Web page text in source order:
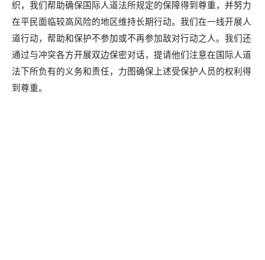
织，我们帮助确保国际人道法所规定的保障得到尊重，并努力
在平民面临较高风险的地区维持长期行动。我们在一线开展人
道行动，帮助和保护不参加或不再参加敌对行动之人。我们还
通过与冲突各方开展双边保密对话，提请他们注意在国际人道
法下所负有的义务和责任，力图确保上述受保护人员的权利得
到尊重。